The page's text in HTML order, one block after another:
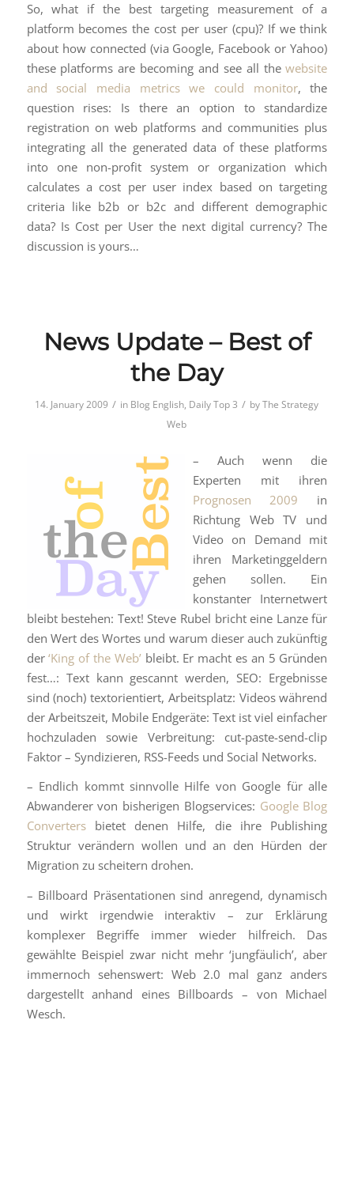
So, what if the best targeting measurement of a
platform becomes the cost per user (cpu)? If we think
about how connected (via Google, Facebook or Yahoo)
these platforms are becoming and see all thewebsite
and social media metrics we could monitor, the
question rises: Is there an option to standardize
registration on web platforms and communities plus
integrating all the generated data of these platforms
into one non-profit system or organization which
calculates a cost per user index based on targeting
criteria like b2b or b2c and different demographic
data? Is Cost per User the next digital currency? The
discussion is yours…
News Update – Best of
the Day
14. January 2009 / in Blog English, Daily Top 3 / byThe Strategy
Web
– Auch wenn die
Experten mit ihren
Prognosen 2009 in
Richtung Web TV und
Video on Demand mit
ihren Marketinggeldern
gehen sollen. Ein
konstanter Internetwert
bleibt bestehen: Text! Steve Rubel bricht eine Lanze für
den Wert des Wortes und warum dieser auch zukünftig
der‘King of the Web’bleibt. Er macht es an 5 Gründen
fest…: Text kann gescannt werden, SEO: Ergebnisse
sind (noch) textorientiert, Arbeitsplatz: Videos während
der Arbeitszeit, Mobile Endgeräte: Text ist viel einfacher
hochzuladen sowie Verbreitung: cut-paste-send-clip
Faktor – Syndizieren, RSS-Feeds und Social Networks.
– Endlich kommt sinnvolle Hilfe von Google für alle
Abwanderer von bisherigen Blogservices: Google Blog
Convertersbietet denen Hilfe, die ihre Publishing
Struktur verändern wollen und an den Hürden der
Migration zu scheitern drohen.
– Billboard Präsentationen sind anregend, dynamisch
und wirkt irgendwie interaktiv – zur Erklärung
komplexer Begriffe immer wieder hilfreich. Das
gewählte Beispiel zwar nicht mehr ‘jungfäulich’, aber
immernoch sehenswert: Web 2.0 mal ganz anders
dargestellt anhand eines Billboards – von Michael
Wesch.